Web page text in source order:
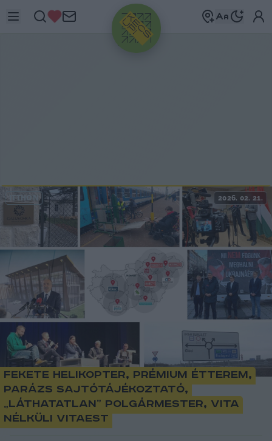
HIRDETÉS
ITTHON 2026. 02. 21.
Fekete helikopter, prémium étterem,
parázs sajtótájékoztató,
„láthatatlan” polgármester, vita
nélküli vitaest